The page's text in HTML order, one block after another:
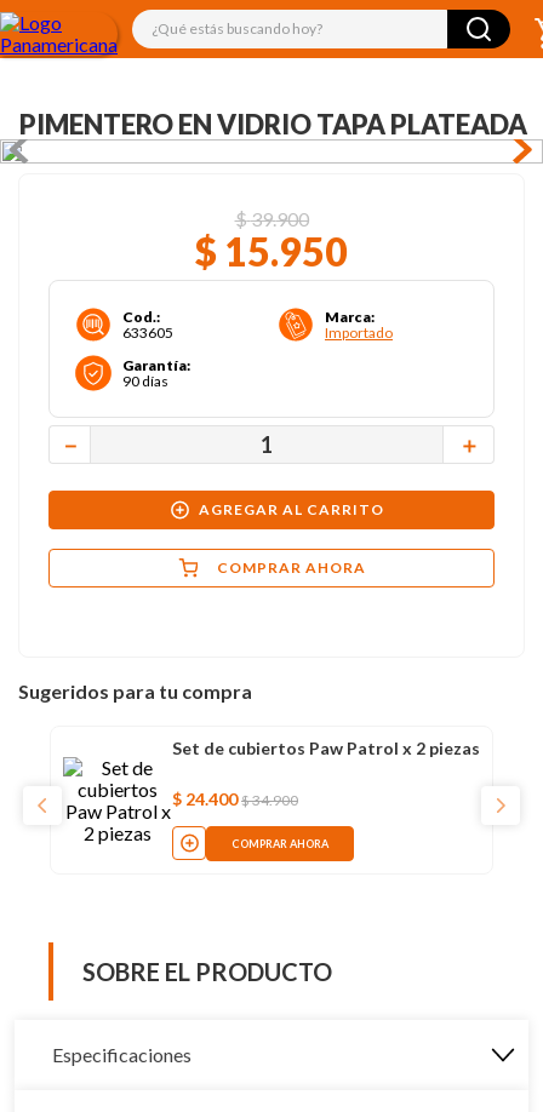
¿Qué estás buscando hoy?
PIMENTERO EN VIDRIO TAPA PLATEADA
$39.900
$ 15.950
Cod.:
633605
Marca:
Importado
Garantía:
90 días
＋
－
AGREGAR AL CARRITO
COMPRAR AHORA
Sugeridos para tu compra
Set de cubiertos Paw Patrol x 2 piezas
$ 24.400 $34.900
COMPRAR AHORA
SOBRE EL PRODUCTO
Especificaciones